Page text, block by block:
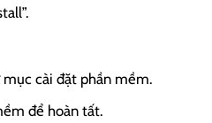
cài đặt phần mềm.
để hoàn tất.